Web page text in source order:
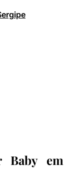
Baby em